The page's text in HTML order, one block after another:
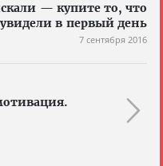
— купите то, что
увидели в первый день
7 сентября 2016